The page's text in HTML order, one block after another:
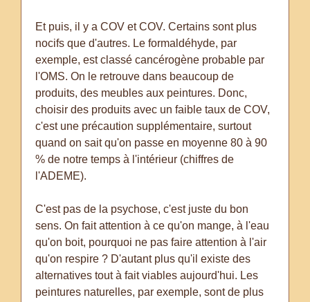
Et puis, il y a COV et COV. Certains sont plus
nocifs que d'autres. Le formaldéhyde, par
exemple, est classé cancérogène probable par
l'OMS. On le retrouve dans beaucoup de
produits, des meubles aux peintures. Donc,
choisir des produits avec un faible taux de COV,
c'est une précaution supplémentaire, surtout
quand on sait qu'on passe en moyenne 80 à 90
% de notre temps à l'intérieur (chiffres de
l'ADEME).
C'est pas de la psychose, c'est juste du bon
sens. On fait attention à ce qu'on mange, à l'eau
qu'on boit, pourquoi ne pas faire attention à l'air
qu'on respire ? D'autant plus qu'il existe des
alternatives tout à fait viables aujourd'hui. Les
peintures naturelles, par exemple, sont de plus